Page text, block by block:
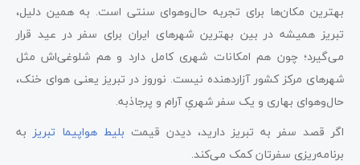
بهترین مکان‌ها برای تجربه حال‌وهوای سنتی است. به همین دلیل،
تبریز همیشه در بین بهترین شهرهای ایران برای سفر در عید قرار
می‌گیرد؛ چون هم امکانات شهری کامل دارد و هم شلوغی‌اش مثل
شهرهای مرکز کشور آزاردهنده نیست. نوروز در تبریز یعنی هوای خنک،
حال‌وهوای بهاری و یک سفر شهریِ آرام و پرجاذبه.
اگر قصد سفر به تبریز دارید، دیدن قیمت بلیط هواپیما تبریز به
برنامه‌ریزی سفرتان کمک می‌کند.